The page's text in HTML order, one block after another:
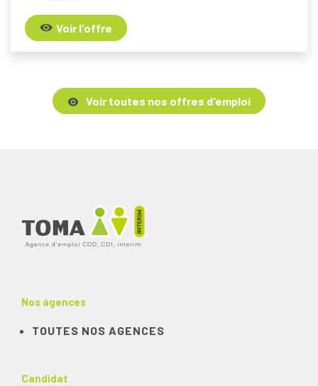
Voir l'offre
Voir toutes nos offres d'emploi
Nos agences
TOUTES NOS AGENCES
Candidat